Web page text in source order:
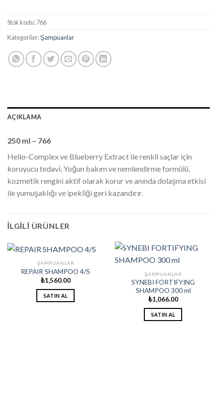
Stok kodu:766
Kategoriler:Şampuanlar
AÇIKLAMA
250 ml – 766
Helio-Complex ve Blueberry Extract ile renkli saçlar için
koruyucu tedavi. Yoğun bakım ve nemlendirme formülü,
kozmetik rengini aktif olarak korur ve anında dolaşma etkisi
ile yumuşaklığı ve ipekliği geri kazandırır.
İLGILI ÜRÜNLER
ŞAMPUANLAR
REPAIR SHAMPOO 4/S
₺1,560.00
SATIN AL
ŞAMPUANLAR
SYNEBI FORTIFYING
SHAMPOO 300 ml
₺1,066.00
SATIN AL